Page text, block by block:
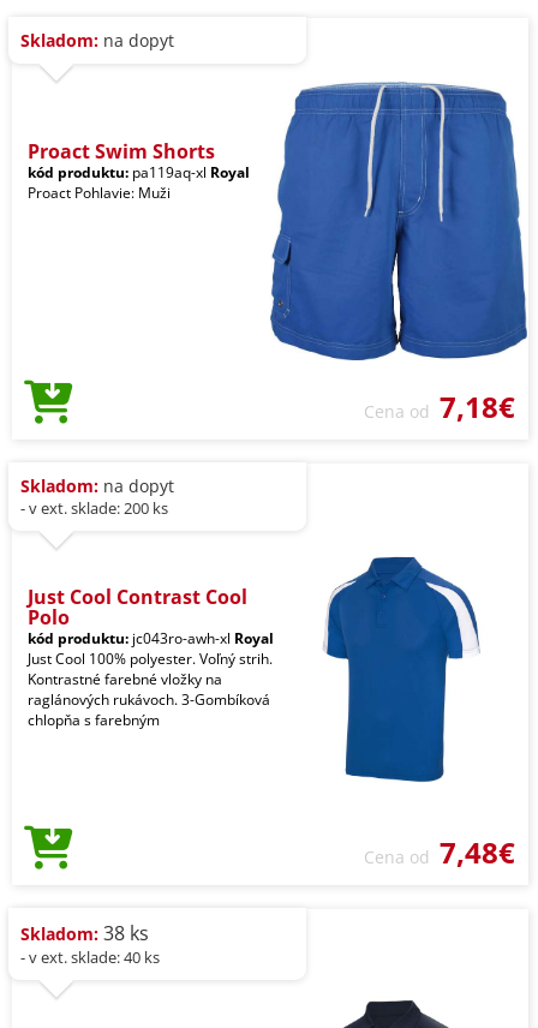
Skladom: na dopyt
Proact Swim Shorts
kód produktu: pa119aq-xl Royal
Proact Pohlavie: Muži
Cena od 7,18€
Skladom: na dopyt
- v ext. sklade: 200 ks
Just Cool Contrast Cool
Polo
kód produktu: jc043ro-awh-xl Royal
Just Cool 100% polyester. Voľný strih.
Kontrastné farebné vložky na
raglánových rukávoch. 3-Gombíková
chlopňa s farebným
Cena od 7,48€
Skladom: 38 ks
- v ext. sklade: 40 ks